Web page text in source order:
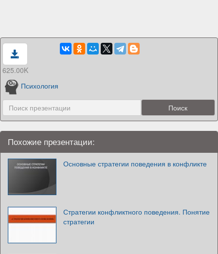
625.00K
Психология
Похожие презентации:
Основные стратегии поведения в конфликте
Стратегии конфликтного поведения. Понятие
стратегии